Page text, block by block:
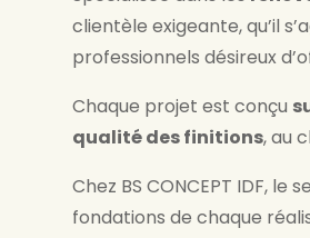
clientèle exigeante, qu’il
professionnels désireux
Chaque projet est conçu
qualité des finitions, au
Chez BS CONCEPT IDF,
fondations de chaque